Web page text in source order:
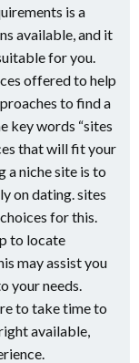
is a
available, and it
for you.
offered to help
to find a
key words “sites
that will fit your
a niche site is to
on dating. sites
for this.
to locate
may assist you
your needs.
to take time to
available,